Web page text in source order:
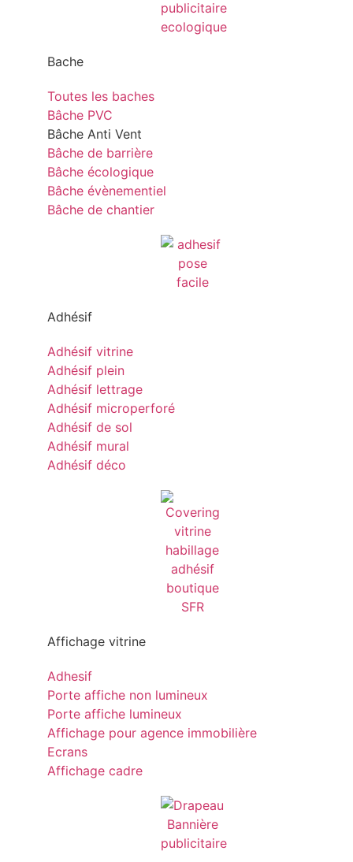
Bache
Toutes les baches
Bâche PVC
Bâche Anti Vent
Bâche de barrière
Bâche écologique
Bâche évènementiel
Bâche de chantier
Adhésif
Adhésif vitrine
Adhésif plein
Adhésif lettrage
Adhésif microperforé
Adhésif de sol
Adhésif mural
Adhésif déco
Affichage vitrine
Adhesif
Porte affiche non lumineux
Porte affiche lumineux
Affichage pour agence immobilière
Ecrans
Affichage cadre